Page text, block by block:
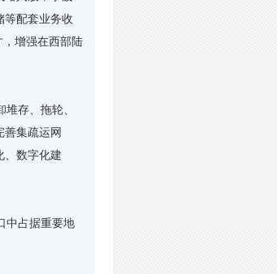
等配套业务收
增强在西部陆
存、拖轮、
善集疏运网
、数字化建
中占据重要地